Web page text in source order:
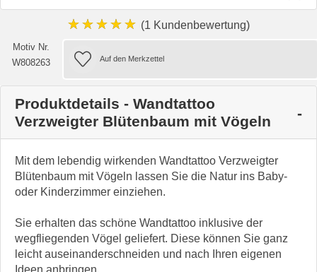
★★★★★ (1 Kundenbewertung)
Motiv Nr.
W808263
Produktdetails - Wandtattoo
Verzweigter Blütenbaum mit Vögeln
Mit dem lebendig wirkenden Wandtattoo Verzweigter
Blütenbaum mit Vögeln lassen Sie die Natur ins Baby-
oder Kinderzimmer einziehen.
Sie erhalten das schöne Wandtattoo inklusive der
wegfliegenden Vögel geliefert. Diese können Sie ganz
leicht auseinanderschneiden und nach Ihren eigenen
Ideen anbringen.